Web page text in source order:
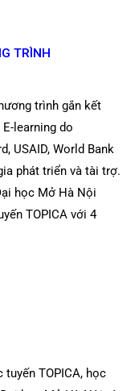
TRÌNH
trình gắn kết
learning do
USAID, World Bank
phát triển và tài trợ.
học Mở Hà Nội
TOPICA với 4
TOPICA, học